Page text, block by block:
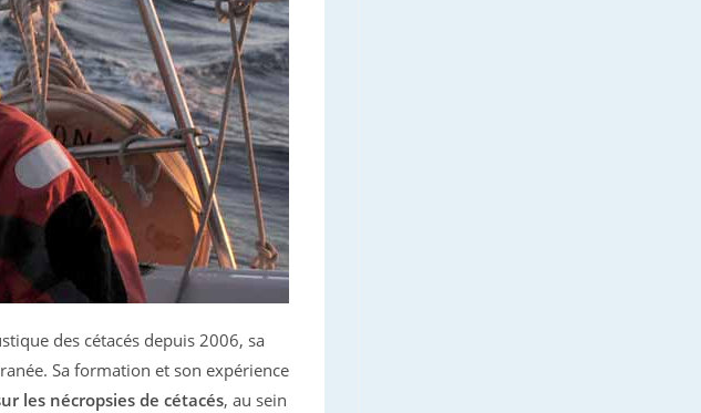
des cétacés depuis 2006, sa
Sa formation et son expérience
les nécropsies de cétacés, au sein